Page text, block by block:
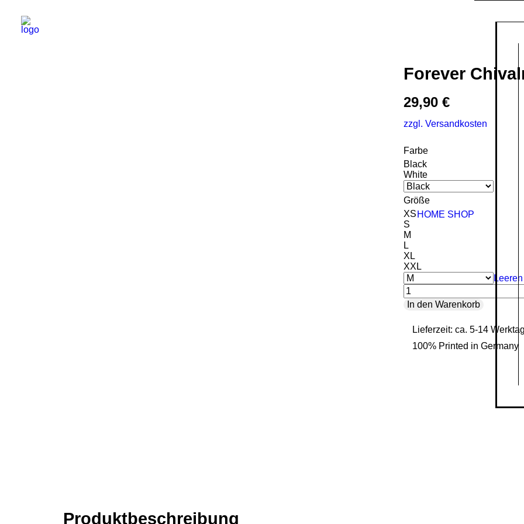
HOME SHOP
Forever
29,90 €
zzgl. Versandkosten
Farbe
Black
White
Größe
XS
S
M
L
XL
XXL
Leeren
Forever
Ladies
In den Warenkorb
Lieferzeit: ca. 5-14
100% Printed in Germany
Produkt­­beschreibung